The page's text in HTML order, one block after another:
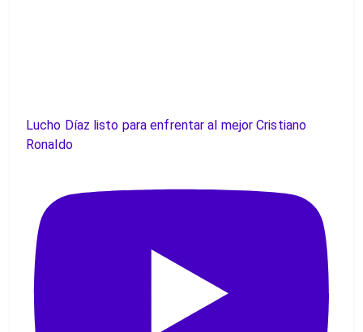
Lucho Díaz listo para enfrentar al mejor Cristiano
Ronaldo